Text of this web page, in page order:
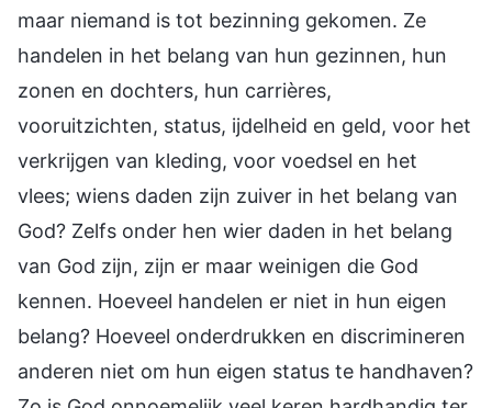
maar niemand is tot bezinning gekomen. Ze
handelen in het belang van hun gezinnen, hun
zonen en dochters, hun carrières,
vooruitzichten, status, ijdelheid en geld, voor het
verkrijgen van kleding, voor voedsel en het
vlees; wiens daden zijn zuiver in het belang van
God? Zelfs onder hen wier daden in het belang
van God zijn, zijn er maar weinigen die God
kennen. Hoeveel handelen er niet in hun eigen
belang? Hoeveel onderdrukken en discrimineren
anderen niet om hun eigen status te handhaven?